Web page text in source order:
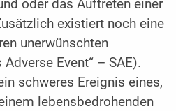
oder das Auftreten einer
existiert noch eine
unerwünschten
Event“ – SAE).
schweres Ereignis eines,
lebensbedrohenden